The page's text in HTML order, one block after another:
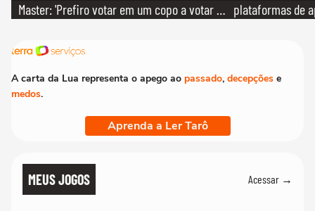
Master: 'Prefiro votar em um copo a votar no plataformas de
A carta da Lua representa o apego ao passado, decepções e
medos.
Aprenda a Ler Tarô
MEUS JOGOS Acessar →